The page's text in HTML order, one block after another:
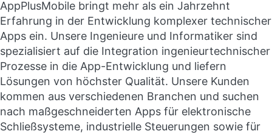
AppPlusMobile bringt mehr als ein Jahrzehnt
Erfahrung in der Entwicklung komplexer technischer
Apps ein. Unsere Ingenieure und Informatiker sind
spezialisiert auf die Integration ingenieurtechnischer
Prozesse in die App-Entwicklung und liefern
Lösungen von höchster Qualität. Unsere Kunden
kommen aus verschiedenen Branchen und suchen
nach maßgeschneiderten Apps für elektronische
Schließsysteme, industrielle Steuerungen sowie für